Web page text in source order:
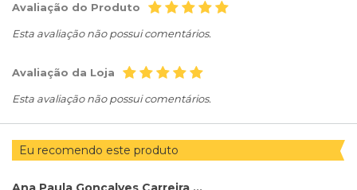
Avaliação do Produto
Esta avaliação não possui comentários.
Avaliação da Loja
Esta avaliação não possui comentários.
Eu recomendo este produto